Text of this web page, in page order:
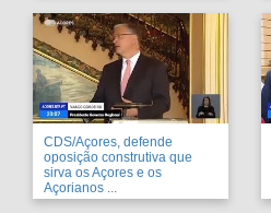
CDS/Açores, defende
oposição construtiva que
sirva os Açores e os
Açorianos ...